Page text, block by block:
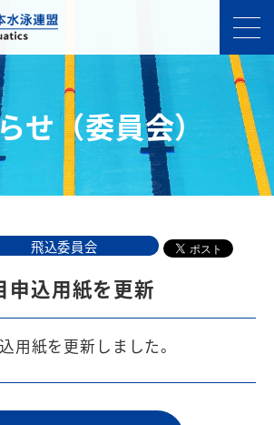
せ（委員会）
飛込委員会
申込用紙を更新
用紙を更新しました。